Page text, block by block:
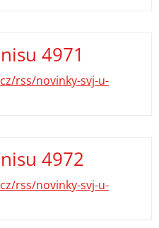
4971
rss/novinky-svj-u-
4972
rss/novinky-svj-u-